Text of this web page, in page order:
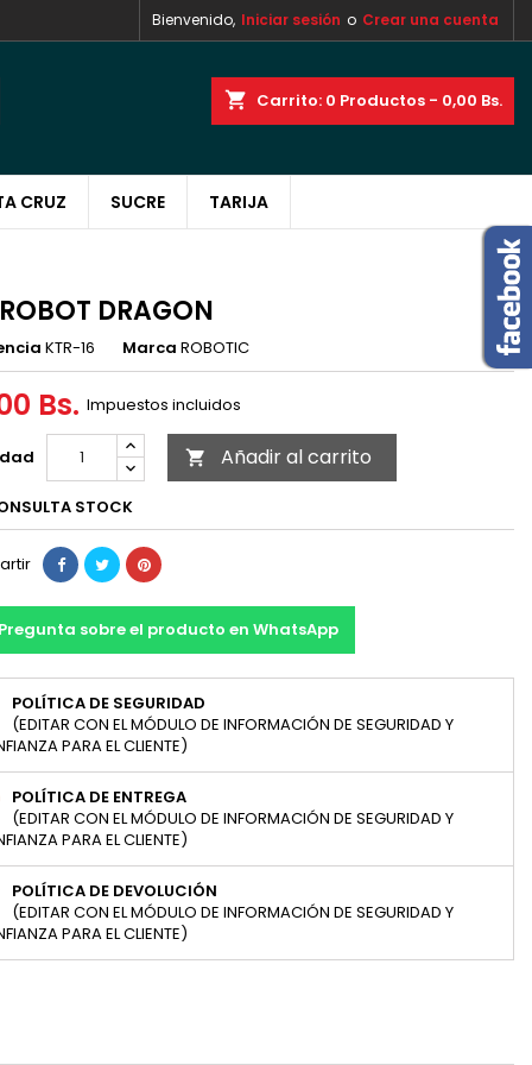
Bienvenido, Iniciar sesión o Crear una cuenta
shopping_cart Carrito: 0 Productos - 0,00 Bs.
CRUZ SUCRE TARIJA
DRAGON
KTR-16 Marca ROBOTIC
Bs. Impuestos incluidos
 Añadir al carrito
STOCK
Pregunta sobre el producto en WhatsApp
POLÍTICA DE SEGURIDAD
(EDITAR CON EL MÓDULO DE INFORMACIÓN DE SEGURIDAD Y
PARA EL CLIENTE)
POLÍTICA DE ENTREGA
(EDITAR CON EL MÓDULO DE INFORMACIÓN DE SEGURIDAD Y
PARA EL CLIENTE)
POLÍTICA DE DEVOLUCIÓN
(EDITAR CON EL MÓDULO DE INFORMACIÓN DE SEGURIDAD Y
PARA EL CLIENTE)